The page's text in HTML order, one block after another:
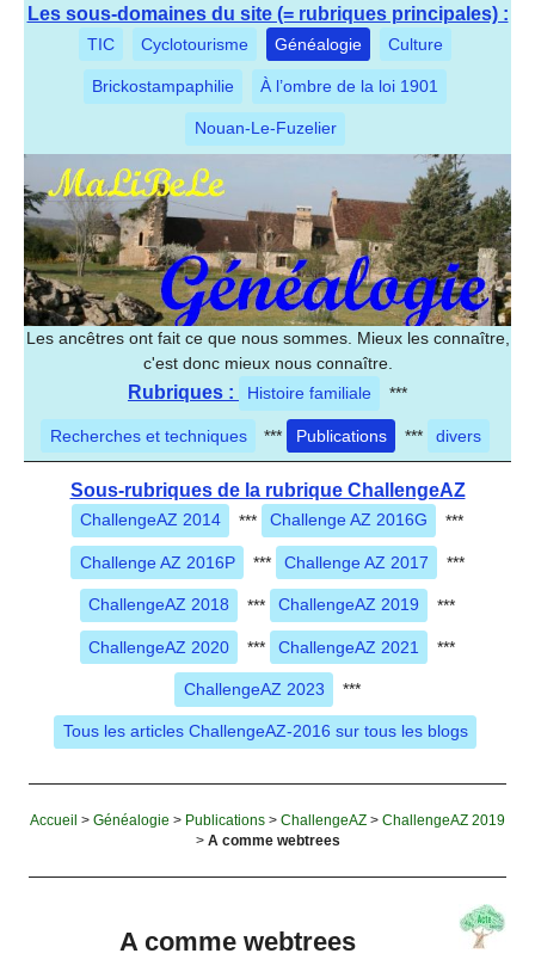
Les sous-domaines du site (= rubriques principales) :
TIC Cyclotourisme Généalogie Culture
Brickostampaphilie À l’ombre de la loi 1901
Nouan-Le-Fuzelier
Les ancêtres ont fait ce que nous sommes. Mieux les connaître,
c'est donc mieux nous connaître.
Rubriques : Histoire familiale ***
Recherches et techniques *** Publications *** divers
Sous-rubriques de la rubrique ChallengeAZ
ChallengeAZ 2014 *** Challenge AZ 2016G ***
Challenge AZ 2016P *** Challenge AZ 2017 ***
ChallengeAZ 2018 *** ChallengeAZ 2019 ***
ChallengeAZ 2020 *** ChallengeAZ 2021 ***
ChallengeAZ 2023 ***
Tous les articles ChallengeAZ-2016 sur tous les blogs
Accueil > Généalogie > Publications > ChallengeAZ > ChallengeAZ 2019
> A comme webtrees
A comme webtrees